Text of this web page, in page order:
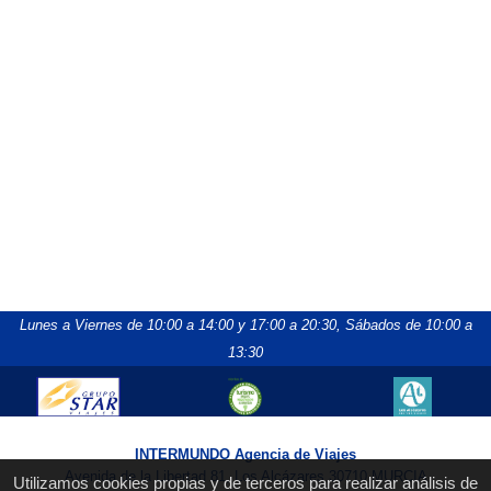
Utilizamos cookies propias y de terceros para realizar análisis de
Lunes a Viernes de 10:00 a 14:00 y 17:00 a 20:30, Sábados de 10:00 a
13:30
INTERMUNDO Agencia de Viajes
Avenida de la Libertad 81, Los Alcázares 30710 MURCIA